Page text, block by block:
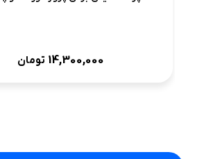
14,300,000 تومان